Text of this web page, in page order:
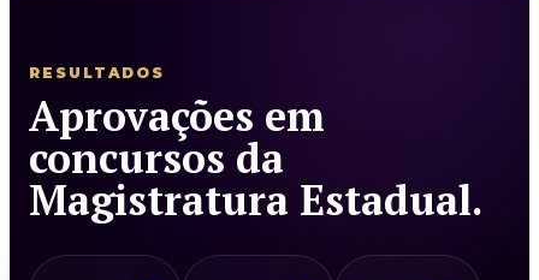
RESULTADOS
Aprovações em
concursos da
Magistratura Estadual.